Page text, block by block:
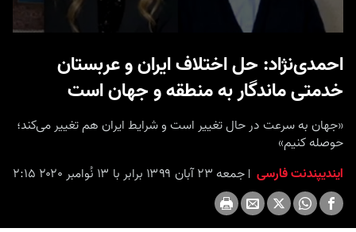
احمدی‌نژاد: حل اختلاف ایران و عربستان
خدمتی ماندگار به منطقه و جهان است
«جهان به سرعت در حال تغییر است و شرایط ایران هم تغییر می‌کند؛
حوصله کنیم»
ایندیپندنت فارسی جمعه ۲۳ آبان ۱۳۹۹ برابر با ۱۳ نُوامبر ۲۰۲۰ ۲:۱۵